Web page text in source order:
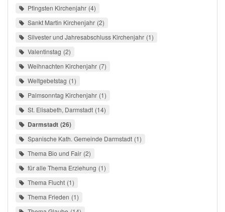
Pfingsten Kirchenjahr 4
Sankt Martin Kirchenjahr 2
Silvester und Jahresabschluss Kirchenjahr 1
Valentinstag 2
Weihnachten Kirchenjahr 7
Weltgebetstag 1
Palmsonntag Kirchenjahr 1
St. Elisabeth, Darmstadt 14
Darmstadt 26
Spanische Kath. Gemeinde Darmstadt 1
Thema Bio und Fair 2
für alle Thema Erziehung 1
Thema Flucht 1
Thema Frieden 1